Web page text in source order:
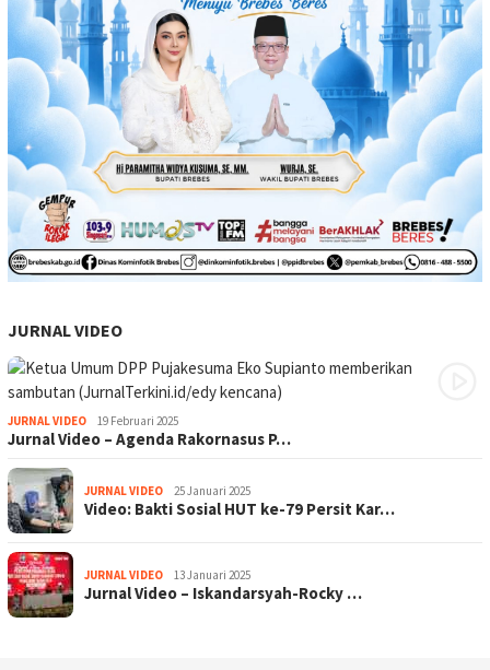
JURNAL VIDEO
JURNAL VIDEO 19 Februari 2025
Jurnal Video – Agenda Rakornasus P…
JURNAL VIDEO 25 Januari 2025
Video: Bakti Sosial HUT ke-79 Persit Kar…
JURNAL VIDEO 13 Januari 2025
Jurnal Video – Iskandarsyah-Rocky …